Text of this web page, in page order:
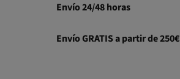
Envío 24/48 horas
Envío GRATIS a partir de 250€